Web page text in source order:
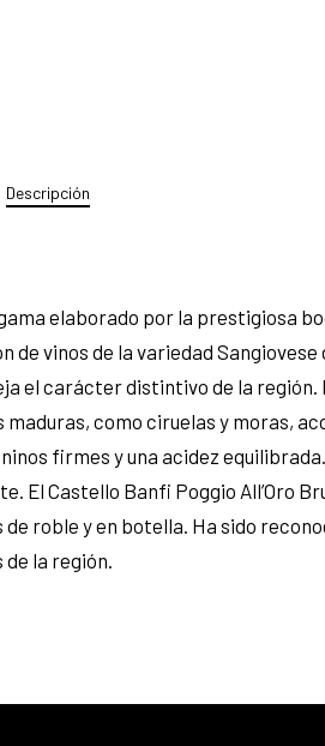
Descripción
elaborado por la prestigiosa
vinos de la variedad Sangiovese
el carácter distintivo de la
como ciruelas y moras,
firmes y una acidez
Castello Banfi Poggio All’Oro
roble y en botella. Ha sido
la región.